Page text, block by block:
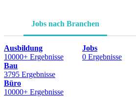
Jobs nach Branchen
Ausbildung
10000+ Ergebnisse
Bau
3795 Ergebnisse
Büro
10000+ Ergebnisse
Jobs
0 Ergebnisse